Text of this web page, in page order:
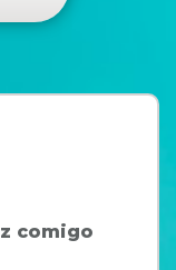
comigo